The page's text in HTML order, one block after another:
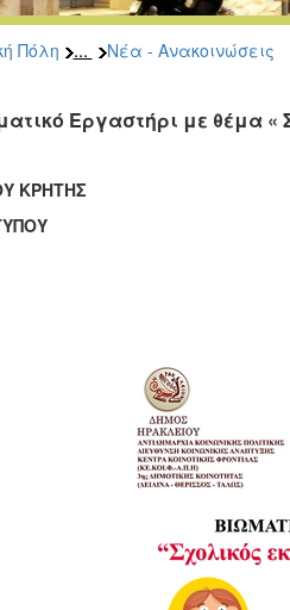
Πόλη ... Νέα - Ανακοινώσεις
Εργαστήρι με θέμα
ΚΡΗΤΗΣ